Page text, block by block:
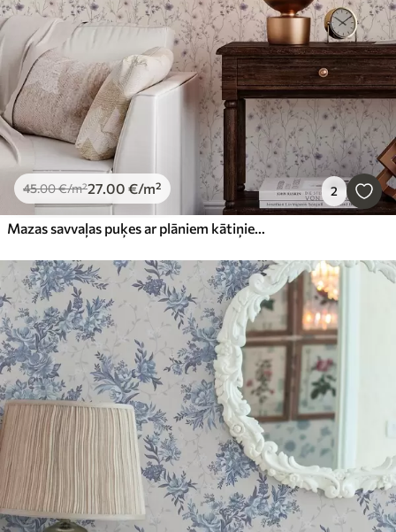
45.00€/m²27.00 €/m² 2
Mazas savvaļas puķes ar plāniem kātiņiem